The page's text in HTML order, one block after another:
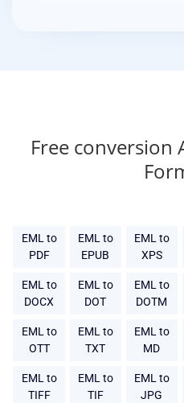
Free conversion
EML to
PDF
EML to
EPUB
EML to
XPS
EML to
DOCX
EML to
DOT
EML to
DOTM
EML to
OTT
EML to
TXT
EML to
MD
EML to
TIFF
EML to
TIF
EML to
JPG